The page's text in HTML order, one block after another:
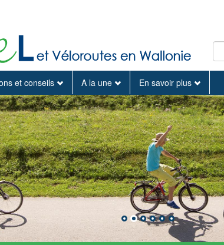
et conseils A la une En savoir plus